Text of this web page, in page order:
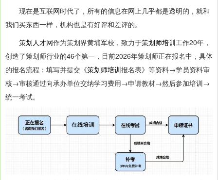
现在是互联网时代了，所有的信息在网上几乎都是透明的，就和
我们买东西一样，机构也是有好评和差评的。
策划人才网作为策划界黄埔军校，致力于策划师培训工作20年，
创造了策划师行业的46个第一，目前2026年策划师正在报名中，具体
的报名流程：填写并提交《策划师培训报名表》等资料→学员资料审
核→审核通过向承办单位交纳学习费用→申请教材→然后参加培训→
统一考试。